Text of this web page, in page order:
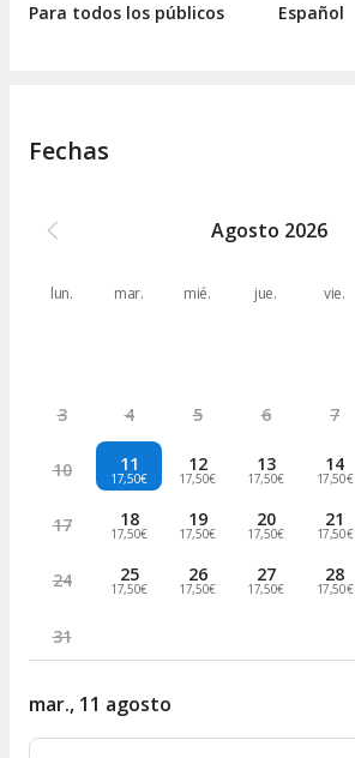
Para todos los públicos
Español
Fechas
Agosto 2026
lun. mar. mié. jue. vie.
3 4 5 6 7
10 11
17,50€
12
17,50€
13
17,50€
14
17,50€
17 18
17,50€
19
17,50€
20
17,50€
21
17,50€
24 25
17,50€
26
17,50€
27
17,50€
28
17,50€
31
mar., 11 agosto